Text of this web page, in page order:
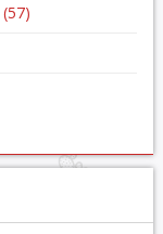
(57)